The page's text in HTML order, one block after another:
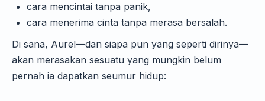
cara mencintai tanpa panik,
cara menerima cinta tanpa merasa bersalah.
Di sana, Aurel—dan siapa pun yang seperti dirinya—
akan merasakan sesuatu yang mungkin belum
pernah ia dapatkan seumur hidup: